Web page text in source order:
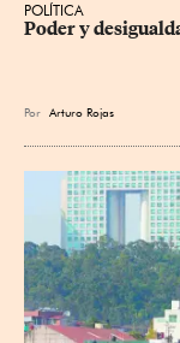
POLÍTICA
Poder y
Por Arturo Rojas